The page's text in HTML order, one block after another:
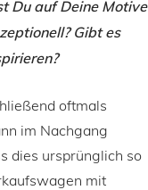
Du auf Deine Motive
Gibt es
oftmals
im Nachgang
dies ursprünglich so
mit